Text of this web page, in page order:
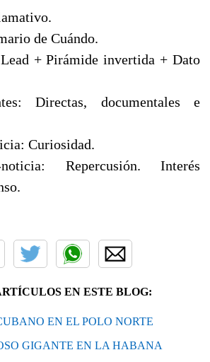
de Cuándo.
+ Pirámide invertida + Dato
Directas, documentales e
Curiosidad.
Repercusión. Interés
EN ESTE BLOG:
EN EL POLO NORTE
GIGANTE EN LA HABANA